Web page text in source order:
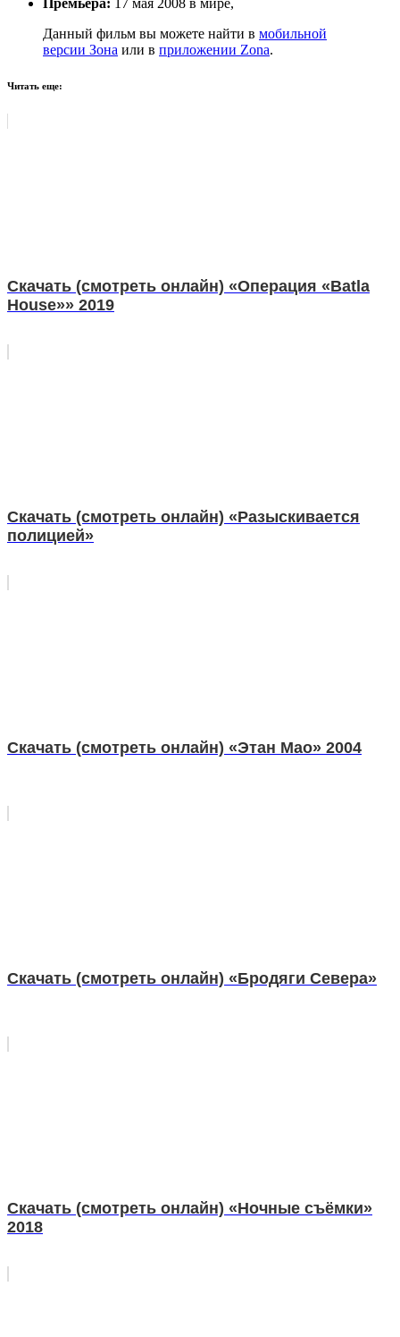
Данный фильм вы можете найти в мобильной
версии Зона или в приложении Zona.
Читать еще:
Скачать (смотреть онлайн) «Операция «Batla
House»» 2019
Скачать (смотреть онлайн) «Разыскивается
полицией»
Скачать (смотреть онлайн) «Этан Мао» 2004
Скачать (смотреть онлайн) «Бродяги Севера»
Скачать (смотреть онлайн) «Ночные съёмки»
2018